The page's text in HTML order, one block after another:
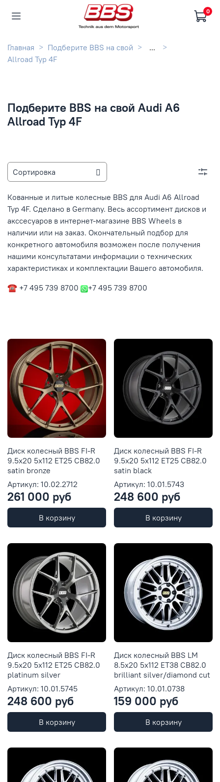
0
Главная Подберите BBS на свой
...
Allroad Typ 4F
Подберите BBS на свой Audi A6
Allroad Typ 4F
Кованные и литые колесные BBS для Audi A6 Allroad
Typ 4F. Сделано в Germany. Весь ассортимент дисков и
акссесуаров в интернет-магазине BBS Wheels в
наличии или на заказ. Окончательный подбор для
конкретного автомобиля возможен после получения
нашими консультатами информации о технических
характеристиках и комплектации Вашего автомобиля.
☎ +7 495 739 8700
+7 495 739 8700
Диск колесный BBS FI-R
9.5x20 5x112 ET25 CB82.0
satin bronze
Артикул: 10.02.2712
261 000 руб
В корзину
Диск колесный BBS FI-R
9.5x20 5x112 ET25 CB82.0
satin black
Артикул: 10.01.5743
248 600 руб
В корзину
Диск колесный BBS FI-R
9.5x20 5x112 ET25 CB82.0
platinum silver
Артикул: 10.01.5745
248 600 руб
В корзину
Диск колесный BBS LM
8.5x20 5x112 ET38 CB82.0
brilliant silver/diamond cut
Артикул: 10.01.0738
159 000 руб
В корзину